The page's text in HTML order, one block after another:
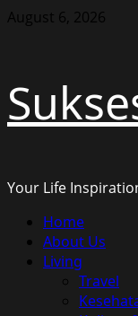
Skip
August 6, 2026
Your Life
Primary
Menu
Home
About Us
Living
Travel